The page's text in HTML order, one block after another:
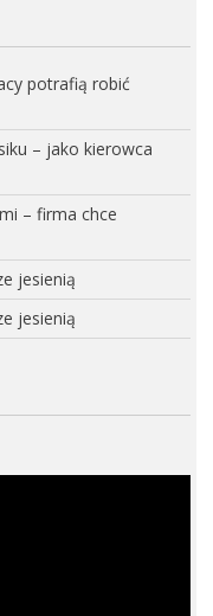
potrafią robić
– jako kierowca
– firma chce
jesienią
jesienią